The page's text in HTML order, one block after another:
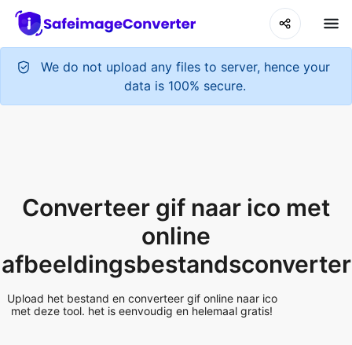
We do not upload any files to server, hence your
data is 100% secure.
afbeeldingsbestandsconverter
Upload het bestand en converteer gif online naar ico
met deze tool. het is eenvoudig en helemaal gratis!
Add More Files